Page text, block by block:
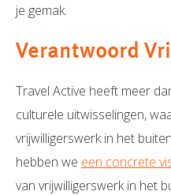
je gemak.
Verantwoord
Travel Active heeft meer
culturele uitwisselingen,
vrijwilligerswerk in het
hebben we een concrete
van vrijwilligerswerk in het